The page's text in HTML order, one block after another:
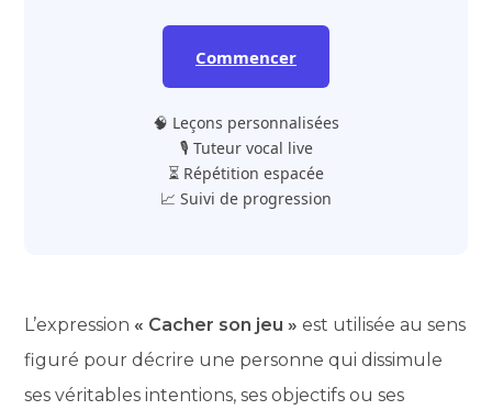
Commencer
🧠 Leçons personnalisées
🎙️ Tuteur vocal live
⏳ Répétition espacée
📈 Suivi de progression
L’expression « Cacher son jeu » est utilisée au sens
figuré pour décrire une personne qui dissimule
ses véritables intentions, ses objectifs ou ses